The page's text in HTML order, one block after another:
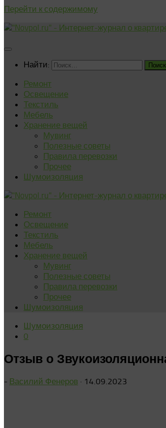
Перейти к содержимому
Найти:
Ремонт
Освещение
Текстиль
Мебель
Хранение вещей
Мувинг
Полезные советы
Правила перевозки
Прочее
Шумоизоляция
Ремонт
Освещение
Текстиль
Мебель
Хранение вещей
Мувинг
Полезные советы
Правила перевозки
Прочее
Шумоизоляция
Шумоизоляция
0
Отзыв о
- Василий Фенеров · 14.09.2023